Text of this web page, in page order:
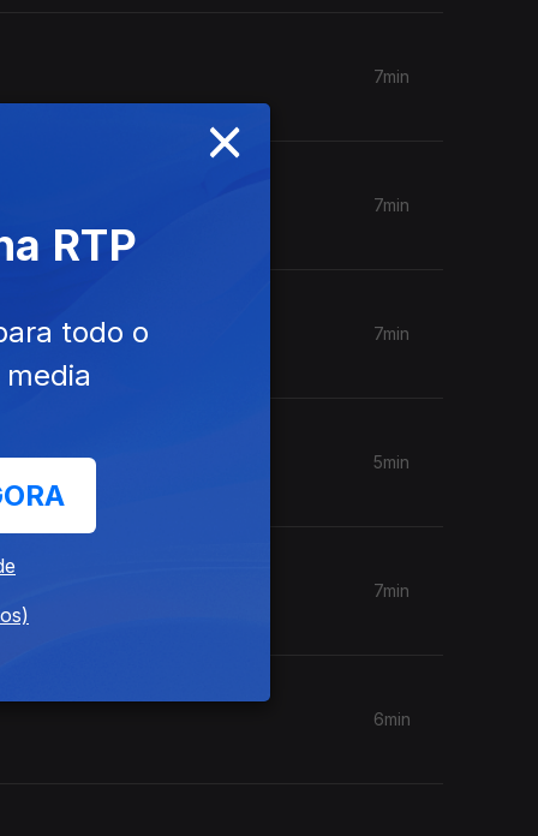
7min
7min
7min
5min
7min
6min
×
RTP
todo o